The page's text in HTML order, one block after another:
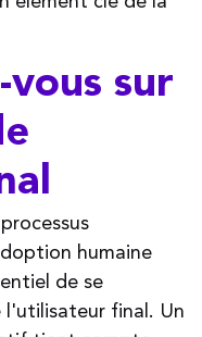
vous sur
humaine
de se
l'utilisateur final. Un